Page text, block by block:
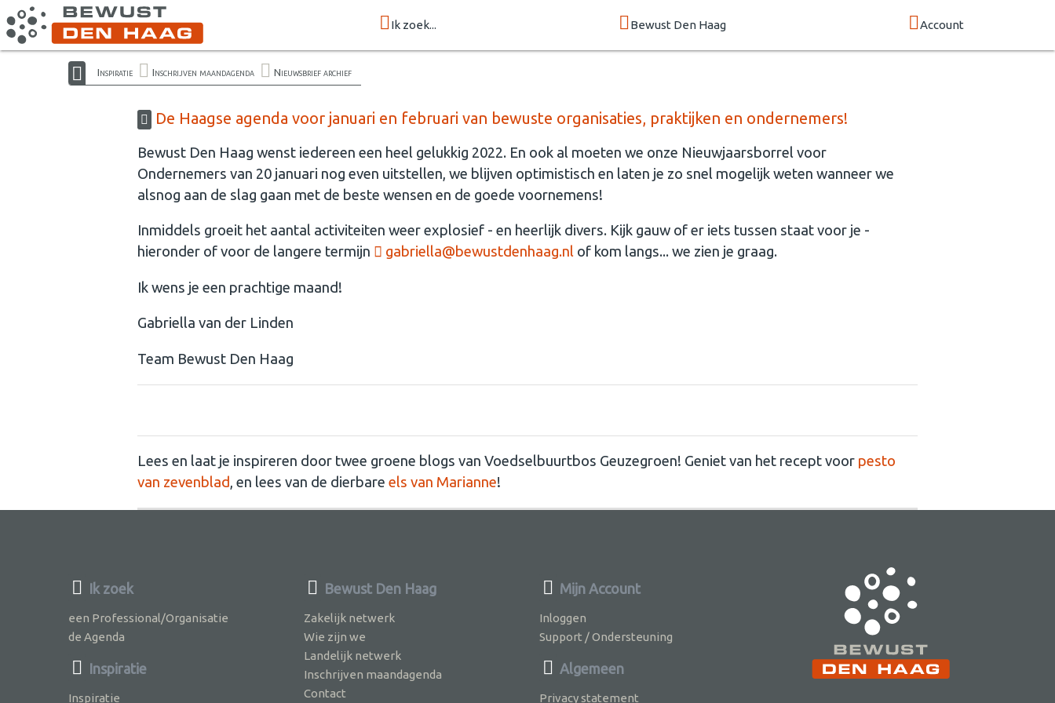
Ik zoek... Bewust Den Haag Account
Inspiratie Inschrijven maandagenda Nieuwsbrief archief
De Haagse agenda voor januari en februari van bewuste organisaties, praktijken en ondernemers!
Bewust Den Haag wenst iedereen een heel gelukkig 2022. En ook al moeten we onze Nieuwjaarsborrel voor
Ondernemers van 20 januari nog even uitstellen, we blijven optimistisch en laten je zo snel mogelijk weten wanneer we
alsnog aan de slag gaan met de beste wensen en de goede voornemens!
Inmiddels groeit het aantal activiteiten weer explosief - en heerlijk divers. Kijk gauw of er iets tussen staat voor je -
hieronder of voor de langere termijn
gabriella@bewustdenhaag.nl of kom langs... we zien je graag.
Ik wens je een prachtige maand!
Gabriella van der Linden
Team Bewust Den Haag
Lees en laat je inspireren door twee groene blogs van Voedselbuurtbos Geuzegroen! Geniet van het recept voor pesto
van zevenblad, en lees van de dierbare els van Marianne!
Ik zoek
een Professional/Organisatie
de Agenda
Inspiratie
Inspiratie
Bewust Den Haag
Zakelijk netwerk
Wie zijn we
Landelijk netwerk
Inschrijven maandagenda
Contact
Mijn Account
Inloggen
Support / Ondersteuning
Algemeen
Privacy statement